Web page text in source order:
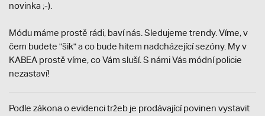
novinka ;-).
Módu máme prostě rádi, baví nás. Sledujeme trendy. Víme, v
čem budete "šik" a co bude hitem nadcházející sezóny. My v
KABEA prostě víme, co Vám sluší. S námi Vás módní policie
nezastaví!
Podle zákona o evidenci tržeb je prodávající povinen vystavit